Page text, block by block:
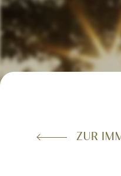
ZUR